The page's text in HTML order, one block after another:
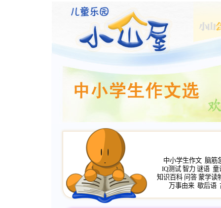
中小学生作文 脑筋
IQ测试 智力 谜语 童
知识百科 问答 蒙学读
万事由来 歇后语